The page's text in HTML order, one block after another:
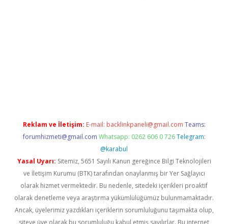
Reklam ve İletişim: E-mail: backlinkpaneli@gmail.com Teams:
forumhizmeti@gmail.com Whatsapp: 0262 606 0 726 Telegram:
@karabul
Yasal Uyarı: Sitemiz, 5651 Sayılı Kanun gereğince Bilgi Teknolojileri
ve İletişim Kurumu (BTK) tarafından onaylanmış bir Yer Sağlayıcı
olarak hizmet vermektedir. Bu nedenle, sitedeki içerikleri proaktif
olarak denetleme veya araştırma yükümlülüğümüz bulunmamaktadır.
Ancak, üyelerimiz yazdıkları içeriklerin sorumluluğunu taşımakta olup,
siteye üye olarak bu sorumluluğu kabul etmiş sayılırlar. Bu internet